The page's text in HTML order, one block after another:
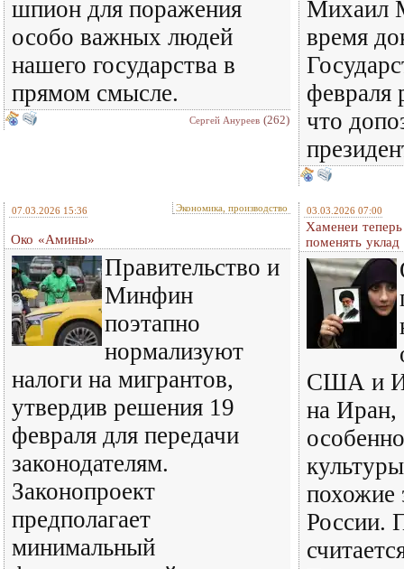
шпион для поражения
особо важных людей
нашего государства в
прямом смысле.
Сергей Ануреев (262)
Михаил
время
февраля
что
07.03.2026 15:36 Экономика, производство
Око «Амины»
Правительство и
Минфин
поэтапно
нормализуют
налоги на мигрантов,
утвердив решения 19
февраля для передачи
законодателям.
Законопроект
предполагает
минимальный
03.03.2026 07:00
Хаменеи
поменять уклад
США и
на Иран,
похожие
России.